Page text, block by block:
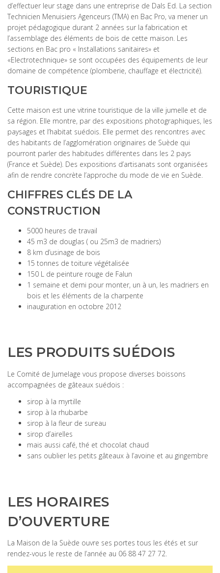
d’effectuer leur stage dans une entreprise de Dals Ed. La section
Technicien Menuisiers Agenceurs (TMA) en Bac Pro, va mener un
projet pédagogique durant 2 années sur la fabrication et
l’assemblage des éléments de bois de cette maison. Les
sections en Bac pro « Installations sanitaires» et
«Electrotechnique» se sont occupées des équipements de leur
domaine de compétence (plomberie, chauffage et électricité).
TOURISTIQUE
Cette maison est une vitrine touristique de la ville jumelle et de
sa région. Elle montre, par des expositions photographiques, les
paysages et l’habitat suédois. Elle permet des rencontres avec
des habitants de l’agglomération originaires de Suède qui
pourront parler des habitudes différentes dans les 2 pays
(France et Suède). Des expositions d’artisanats sont organisées
afin de rendre concrète l’approche du mode de vie en Suède.
CHIFFRES CLÉS DE LA
CONSTRUCTION
5000 heures de travail
45 m3 de douglas ( ou 25m3 de madriers)
8 km d’usinage de bois
15 tonnes de toiture végétalisée
150 L de peinture rouge de Falun
1 semaine et demi pour monter, un à un, les madriers en
bois et les éléments de la charpente
inauguration en octobre 2012
LES PRODUITS SUÉDOIS
Le Comité de Jumelage vous propose diverses boissons
accompagnées de gâteaux suédois :
sirop à la myrtille
sirop à la rhubarbe
sirop à la fleur de sureau
sirop d’airelles
mais aussi café, thé et chocolat chaud
sans oublier les petits gâteaux à l’avoine et au gingembre
LES HORAIRES
D’OUVERTURE
La Maison de la Suède ouvre ses portes tous les étés et sur
rendez-vous le reste de l’année au 06 88 47 27 72.